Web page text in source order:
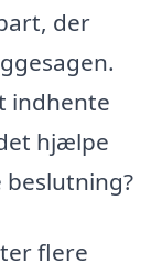
der
indhente
hjælpe
flere